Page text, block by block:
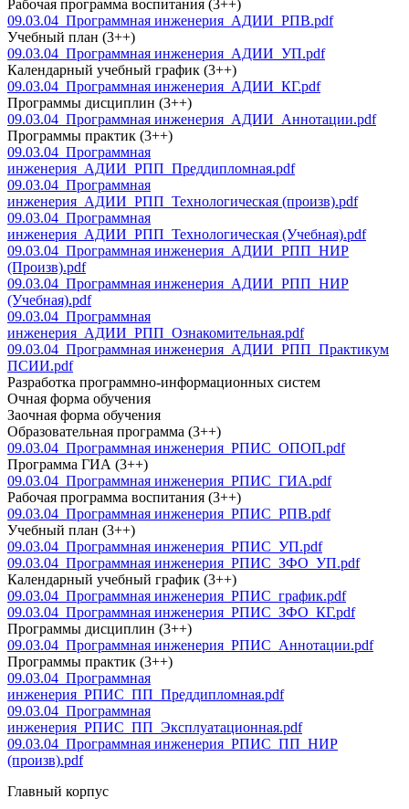
Рабочая программа воспитания (3++)
09.03.04_Программная инженерия_АДИИ_РПВ.pdf
Учебный план (3++)
09.03.04_Программная инженерия_АДИИ_УП.pdf
Календарный учебный график (3++)
09.03.04_Программная инженерия_АДИИ_КГ.pdf
Программы дисциплин (3++)
09.03.04_Программная инженерия_АДИИ_Аннотации.pdf
Программы практик (3++)
09.03.04_Программная
инженерия_АДИИ_РПП_Преддипломная.pdf
09.03.04_Программная
инженерия_АДИИ_РПП_Технологическая (произв).pdf
09.03.04_Программная
инженерия_АДИИ_РПП_Технологическая (Учебная).pdf
09.03.04_Программная инженерия_АДИИ_РПП_НИР
(Произв).pdf
09.03.04_Программная инженерия_АДИИ_РПП_НИР
(Учебная).pdf
09.03.04_Программная
инженерия_АДИИ_РПП_Ознакомительная.pdf
09.03.04_Программная инженерия_АДИИ_РПП_Практикум
ПСИИ.pdf
Разработка программно-информационных систем
Очная форма обучения
Заочная форма обучения
Образовательная программа (3++)
09.03.04_Программная инженерия_РПИС_ОПОП.pdf
Программа ГИА (3++)
09.03.04_Программная инженерия_РПИС_ГИА.pdf
Рабочая программа воспитания (3++)
09.03.04_Программная инженерия_РПИС_РПВ.pdf
Учебный план (3++)
09.03.04_Программная инженерия_РПИС_УП.pdf
09.03.04_Программная инженерия_РПИС_ЗФО_УП.pdf
Календарный учебный график (3++)
09.03.04_Программная инженерия_РПИС_график.pdf
09.03.04_Программная инженерия_РПИС_ЗФО_КГ.pdf
Программы дисциплин (3++)
09.03.04_Программная инженерия_РПИС_Аннотации.pdf
Программы практик (3++)
09.03.04_Программная
инженерия_РПИС_ПП_Преддипломная.pdf
09.03.04_Программная
инженерия_РПИС_ПП_Эксплуатационная.pdf
09.03.04_Программная инженерия_РПИС_ПП_НИР
(произв).pdf
Главный корпус